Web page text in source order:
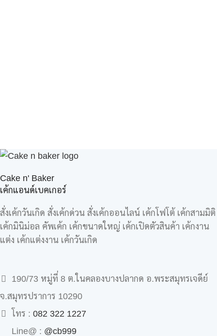
Cake n' Baker
เค้กแอนด์เบคเกอร์
สั่งเค้กวันเกิด สั่งเค้กด่วน สั่งเค้กออนไลน์ เค้กโฟโต้ เค้กสามมิติ
เค้กมินิม่อล คัพเค้ก เค้กขนาดใหญ่ เค้กเปิดตัวสินค้า เค้กงาน
แต่ง เค้กแต่งงาน เค้กวันเกิด
190/73 หมู่ที่ 8 ต.ในคลองบางปลากด อ.พระสมุทรเจดีย์
จ.สมุทรปราการ 10290
โทร : 082 322 1227
Line@ : @cb999